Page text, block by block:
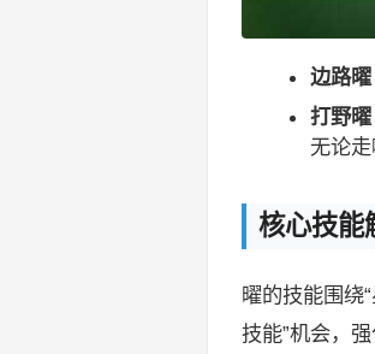
边路曜
打野曜
无论
核心技能
曜的技能围绕
技能”机会，